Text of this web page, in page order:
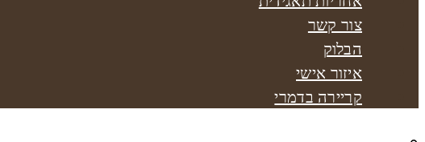
צור קשר
הבלוק
איזור אישי
קריירה בדמרי